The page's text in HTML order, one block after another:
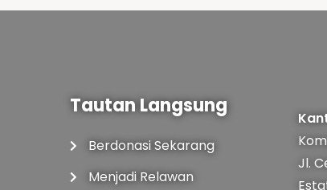
Tautan Langsung
Berdonasi Sekarang
Menjadi Relawan
Jl.